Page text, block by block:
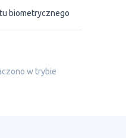
biometrycznego
w trybie